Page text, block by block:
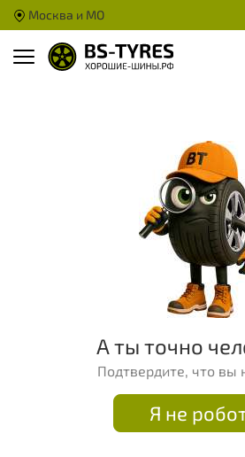
Москва и МО
А ты точно
Подтвердите, что вы
Я не